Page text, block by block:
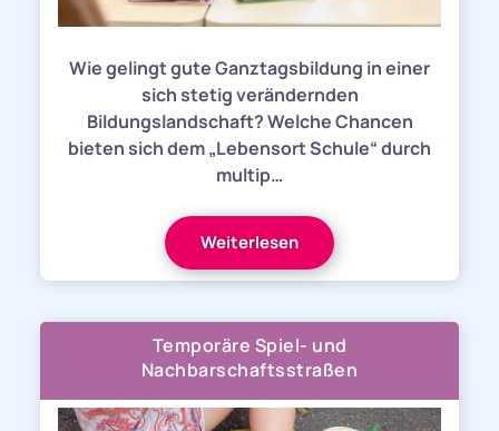
Wie gelingt gute Ganztagsbildung in einer
sich stetig verändernden
Bildungslandschaft? Welche Chancen
bieten sich dem „Lebensort Schule“ durch
multip…
Weiterlesen
Temporäre Spiel- und
Nachbarschaftsstraßen